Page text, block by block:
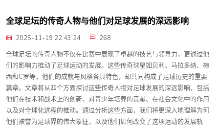
全球足坛的传奇人物与他们对足球发展的深远影响
2025-11-19 22:43:24
268
全球足坛的传奇人物不仅在比赛中展现了卓越的技艺与领导力，更通过他
们的影响力推动了足球运动的发展。这些传奇球星如贝利、马拉多纳、梅
西和C罗等，他们的成就与风格各具特色，却共同构成了足球历史的重要
篇章。文章将从四个方面探讨这些传奇人物对足球发展的深远影响，包括
他们在技术和战术上的创新、对青少年培养的贡献、在社会文化中的作用
以及对全球化进程的推动。通过分析这些方面，我们将更深入地理解为何
他们被誉为足球界的伟大象征，以及他们如何改变了这项运动的发展轨